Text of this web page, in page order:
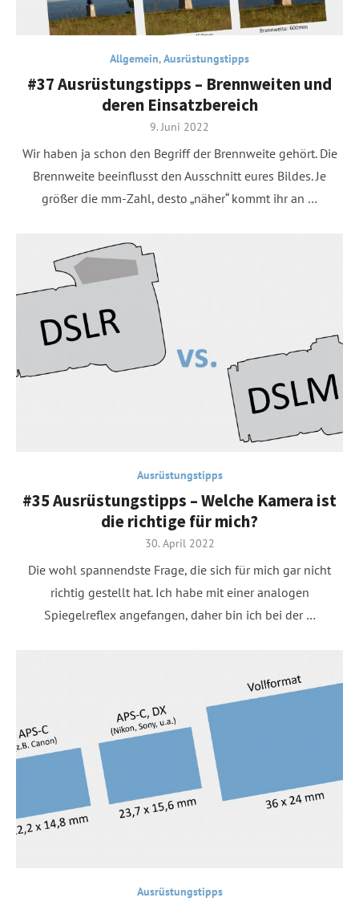
Allgemein,Ausrüstungstipps
#37 Ausrüstungstipps – Brennweiten und
deren Einsatzbereich
Posted
9. Juni 2022
Wir haben ja schon den Begriff der Brennweite gehört. Die
Brennweite beeinflusst den Ausschnitt eures Bildes. Je
größer die mm-Zahl, desto „näher“ kommt ihr an …
Ausrüstungstipps
#35 Ausrüstungstipps – Welche Kamera ist
die richtige für mich?
Posted
30. April 2022
Die wohl spannendste Frage, die sich für mich gar nicht
richtig gestellt hat. Ich habe mit einer analogen
Spiegelreflex angefangen, daher bin ich bei der …
Ausrüstungstipps